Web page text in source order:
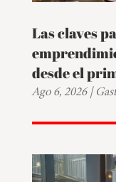
Las claves
desde el
Ago 6, 2026|